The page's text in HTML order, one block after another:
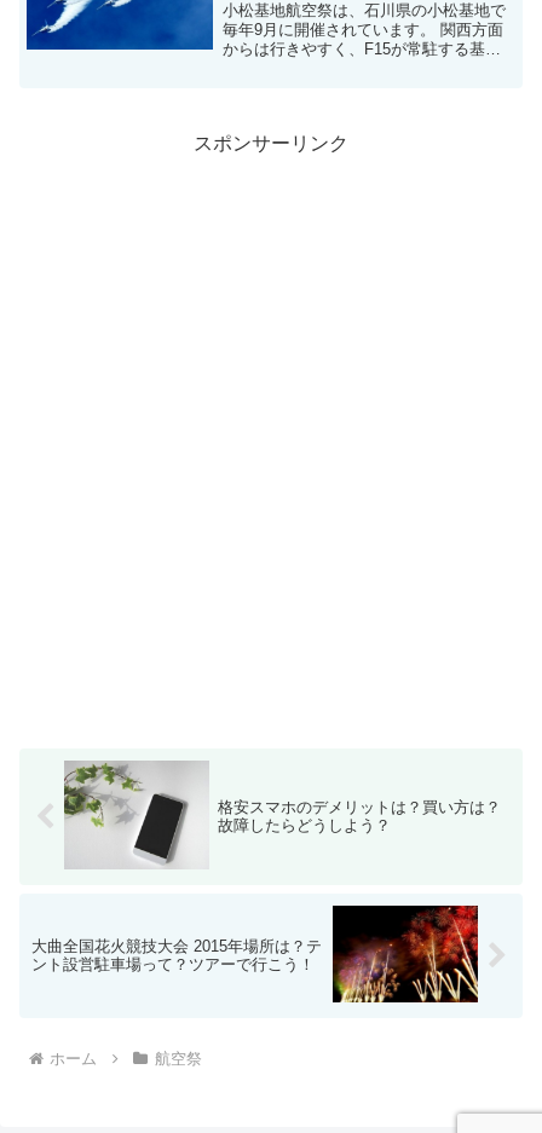
小松基地航空祭は、石川県の小松基地で
毎年9月に開催されています。 関西方面
からは行きやすく、F15が常駐する基地
スポンサーリンク
格安スマホのデメリットは？買い方は？
故障したらどうしよう？
大曲全国花火競技大会 2015年場所は？テ
ント設営駐車場って？ツアーで行こう！
ホーム 航空祭